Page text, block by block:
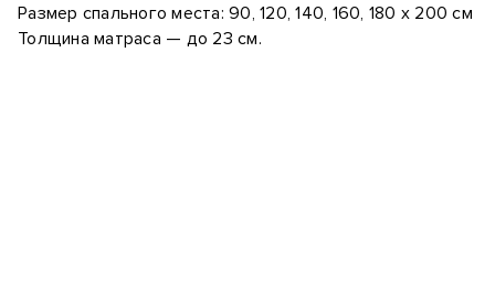
Размер спального места: 90, 120, 140, 160, 180 х 200 см
Толщина матраса — до 23 см.